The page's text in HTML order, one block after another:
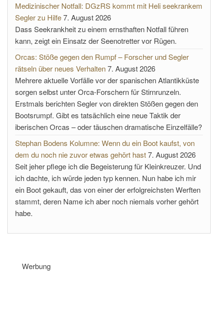
Medizinischer Notfall: DGzRS kommt mit Heli seekrankem
Segler zu Hilfe7. August 2026
Dass Seekrankheit zu einem ernsthaften Notfall führen
kann, zeigt ein Einsatz der Seenotretter vor Rügen.
Orcas: Stöße gegen den Rumpf – Forscher und Segler
rätseln über neues Verhalten7. August 2026
Mehrere aktuelle Vorfälle vor der spanischen Atlantikküste
sorgen selbst unter Orca-Forschern für Stirnrunzeln.
Erstmals berichten Segler von direkten Stößen gegen den
Bootsrumpf. Gibt es tatsächlich eine neue Taktik der
iberischen Orcas – oder täuschen dramatische Einzelfälle?
Stephan Bodens Kolumne: Wenn du ein Boot kaufst, von
dem du noch nie zuvor etwas gehört hast7. August 2026
Seit jeher pflege ich die Begeisterung für Kleinkreuzer. Und
ich dachte, ich würde jeden typ kennen. Nun habe ich mir
ein Boot gekauft, das von einer der erfolgreichsten Werften
stammt, deren Name ich aber noch niemals vorher gehört
habe.
Werbung